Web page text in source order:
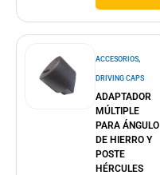
ACCESORIOS,
DRIVING CAPS
ADAPTADOR
MÚLTIPLE
PARA ÁNGULO
DE HIERRO Y
POSTE
HÉRCULES